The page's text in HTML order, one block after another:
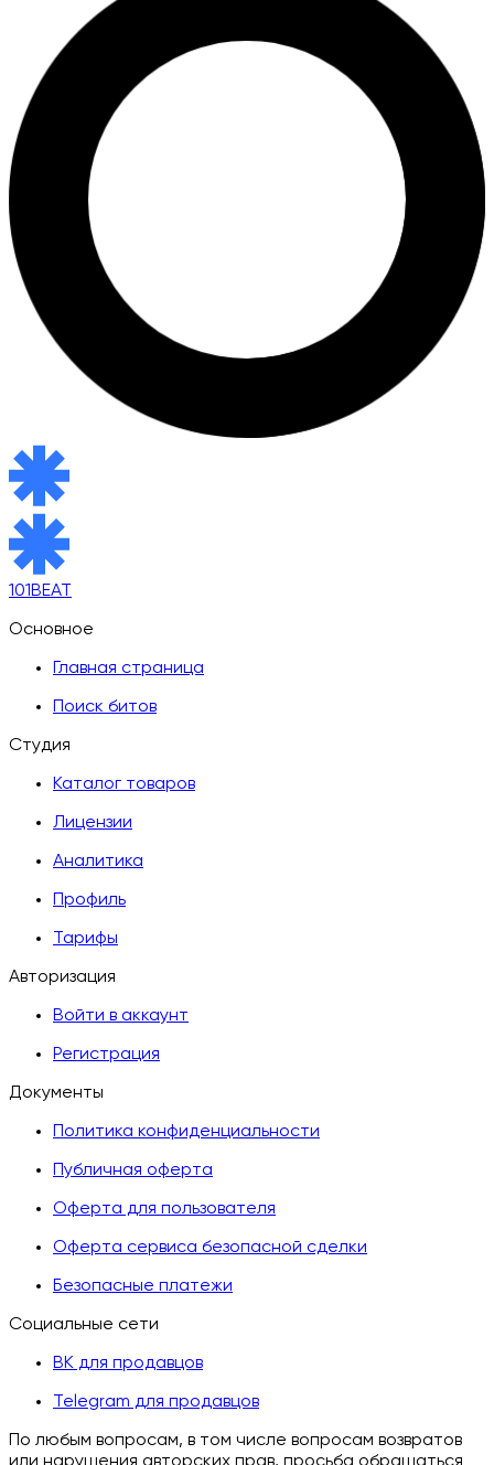
101BEAT
Основное
Главная страница
Поиск битов
Студия
Каталог товаров
Лицензии
Аналитика
Профиль
Тарифы
Авторизация
Войти в аккаунт
Регистрация
Документы
Политика конфиденциальности
Публичная оферта
Оферта для пользователя
Оферта сервиса безопасной сделки
Безопасные платежи
Социальные сети
ВК для продавцов
Telegram для продавцов
По любым вопросам, в том числе вопросам возвратов